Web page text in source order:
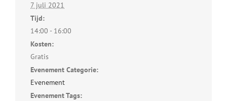
7 juli 2021
Tijd:
14:00 - 16:00
Kosten:
Gratis
Evenement Categorie:
Evenement
Evenement Tags: